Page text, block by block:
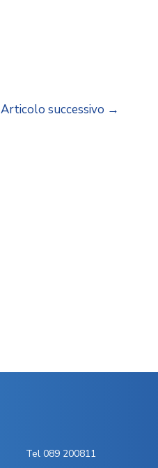
Articolo successivo →
Tel 089 200811